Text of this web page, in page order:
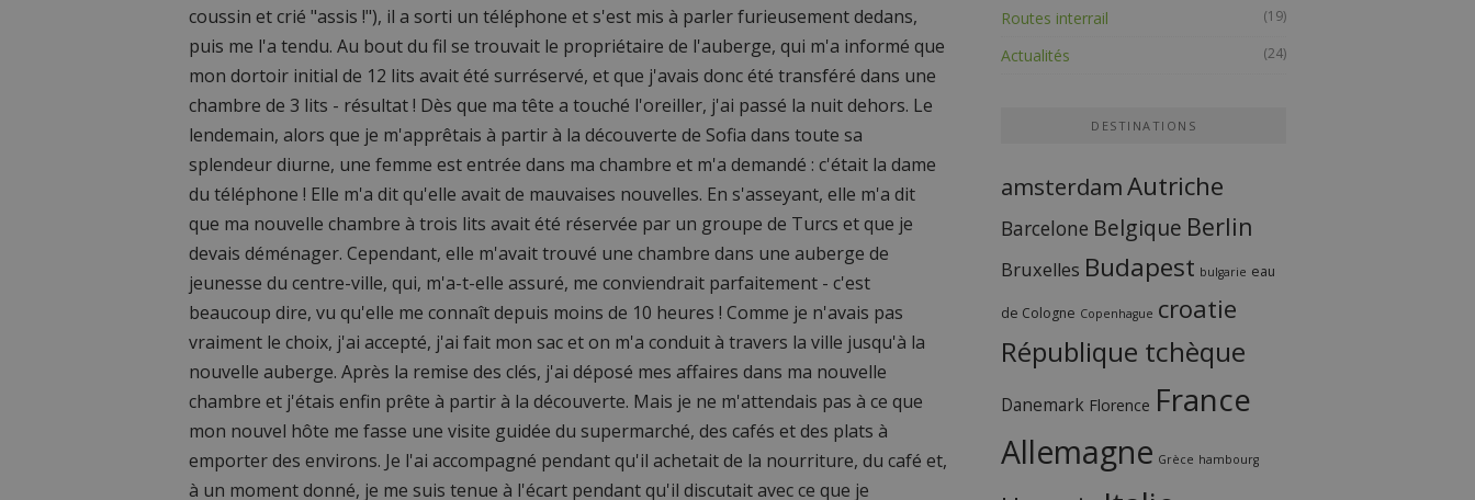
coussin et crié "assis !"), il a sorti un téléphone et s'est mis à parler furieusement dedans,
puis me l'a tendu. Au bout du fil se trouvait le propriétaire de l'auberge, qui m'a informé que
mon dortoir initial de 12 lits avait été surréservé, et que j'avais donc été transféré dans une
chambre de 3 lits - résultat ! Dès que ma tête a touché l'oreiller, j'ai passé la nuit dehors. Le
lendemain, alors que je m'apprêtais à partir à la découverte de Sofia dans toute sa
splendeur diurne, une femme est entrée dans ma chambre et m'a demandé : c'était la dame
du téléphone ! Elle m'a dit qu'elle avait de mauvaises nouvelles. En s'asseyant, elle m'a dit
que ma nouvelle chambre à trois lits avait été réservée par un groupe de Turcs et que je
devais déménager. Cependant, elle m'avait trouvé une chambre dans une auberge de
jeunesse du centre-ville, qui, m'a-t-elle assuré, me conviendrait parfaitement - c'est
beaucoup dire, vu qu'elle me connaît depuis moins de 10 heures ! Comme je n'avais pas
vraiment le choix, j'ai accepté, j'ai fait mon sac et on m'a conduit à travers la ville jusqu'à la
nouvelle auberge. Après la remise des clés, j'ai déposé mes affaires dans ma nouvelle
chambre et j'étais enfin prête à partir à la découverte. Mais je ne m'attendais pas à ce que
mon nouvel hôte me fasse une visite guidée du supermarché, des cafés et des plats à
emporter des environs. Je l'ai accompagné pendant qu'il achetait de la nourriture, du café et,
à un moment donné, je me suis tenue à l'écart pendant qu'il discutait avec ce que je
Routes interrail (19)
Actualités (24)
DESTINATIONS
amsterdamAutriche
Barcelone Belgique Berlin
Bruxelles Budapest bulgarie eau
de Cologne Copenhague croatie
République tchèque
Danemark Florence France
Allemagne Grèce hambourg